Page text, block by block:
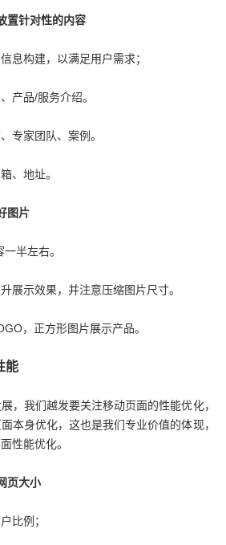
置针对性的内容
构建，以满足用户需求；
品/服务介绍。
家团队、案例。
、地址。
图片
半左右。
示效果，并注意压缩图片尺寸。
，正方形图片展示产品。
能
我们越发要关注移动页面的性能优化，
本身优化，这也是我们专业价值的体现，
性能优化。
页大小
比例；